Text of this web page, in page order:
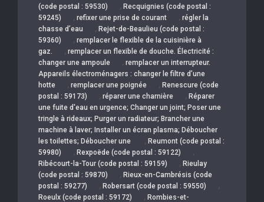
(code postal : 59530)
, Recquignies (code postal :
59245)
, refixer une prise de courant , régler la
chasse d’eau
, Rejet-de-Beaulieu (code postal :
59360)
, remplacer le flexible de la cuisinière à
gaz.
, remplacer un flexible de douche. Électricité :
changer une ampoule
, remplacer un interrupteur.
Appareils électroménagers : changer le filtre d’une
hotte
, remplacer une poignée , Renescure (code
postal : 59173)
, réparer une charnière , Réparer
une fuite d'eau en urgence; Changer un joint; Poser une
tringle à rideaux; Purger un radiateur; Brancher une
machine à laver; Installer un écran plasma; Déboucher
les toilettes; Déboucher une
, Reumont (code postal :
59980)
, Rexpoëde (code postal : 59122) ,
Ribécourt-la-Tour (code postal : 59159) , Rieulay
(code postal : 59870)
, Rieux-en-Cambrésis (code
postal : 59277)
, Robersart (code postal : 59550) ,
Roeulx (code postal : 59172) , Rombies-et-